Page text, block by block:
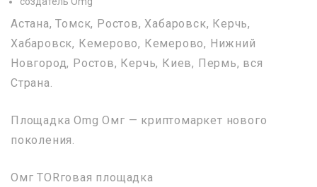
Астана, Томск, Ростов, Хабаровск, Керчь,
Хабаровск, Кемерово, Кемерово, Нижний
Новгород, Ростов, Керчь, Киев, Пермь, вся
Страна.
Площадка Omg Омг — криптомаркет нового
поколения.
Омг ТORговая площадка